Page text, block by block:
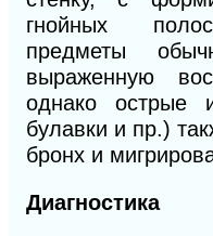
гнойных
предметы
выраженную
однако острые
булавки и пр.)
бронх и
Диагностика